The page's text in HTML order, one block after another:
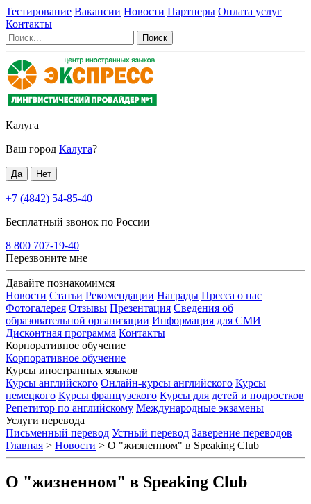
Тестирование Вакансии Новости Партнеры Оплата услуг
Контакты
Калуга
Ваш город Калуга?
+7 (4842) 54-85-40
Бесплатный звонок по России
8 800 707-19-40
Перезвоните мне
Давайте познакомимся
Новости Статьи Рекомендации Награды Пресса о нас
Фотогалерея Отзывы Презентация Сведения об
образовательной организации Информация для СМИ
Дисконтная программа Контакты
Корпоративное обучение
Корпоративное обучение
Курсы иностранных языков
Курсы английского Онлайн-курсы английского Курсы
немецкого Курсы французского Курсы для детей и подростков
Репетитор по английскому Международные экзамены
Услуги перевода
Письменный перевод Устный перевод Заверение переводов
Главная > Новости > О "жизненном" в Speaking Club
О "жизненном" в Speaking Club